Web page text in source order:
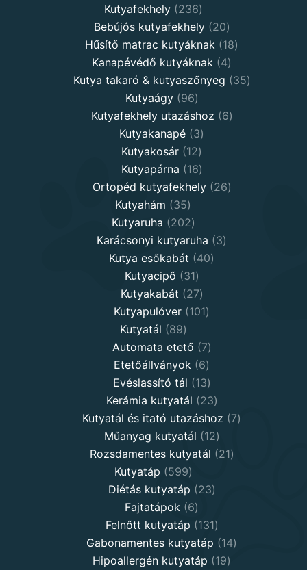
products
Kutyafekhely 236236
products
Bebújós kutyafekhely 2020
products
Hűsítő matrac kutyáknak 1818
Kanapévédő kutyáknak 44
products
Kutya takaró & kutyaszőnyeg 3535
Kutyaágy 9696
products
Kutyafekhely utazáshoz 66
Kutyakanapé 33
products
Kutyakosár 1212
products
Kutyapárna 1616
products
Ortopéd kutyafekhely 2626
Kutyahám 3535
products
Kutyaruha 202202
products
Karácsonyi kutyaruha 33
Kutya esőkabát 4040
Kutyacipő 3131
products
Kutyakabát 2727
products
Kutyapulóver 101101
Kutyatál 8989
products
Automata etető 77
products
Etetőállványok 66
products
Evéslassító tál 1313
products
Kerámia kutyatál 2323
products
Kutyatál és itató utazáshoz 77
Műanyag kutyatál 1212
products
Rozsdamentes kutyatál 2121
Kutyatáp 599599
products
Diétás kutyatáp 2323
Fajtatápok 66
products
Felnőtt kutyatáp 131131
products
Gabonamentes kutyatáp 1414
Hipoallergén kutyatáp 1919